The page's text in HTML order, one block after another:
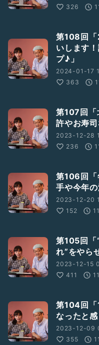
326
第108回
いします
プ♪」
2024-01-17
363
第107回「
許やお寿司
2023-12-28
236
第106回「
手や今年の
2023-12-20
152
第105回「
れ”をやら
2023-12-15
411
第104回「
なったと感
2023-12-09
355